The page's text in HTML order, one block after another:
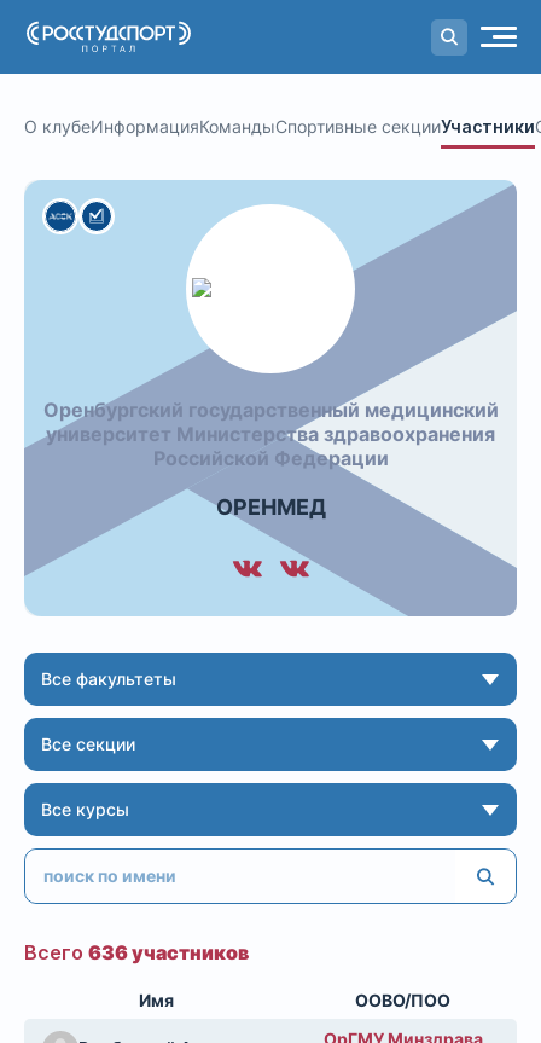
Порталстуденческого спорта
О клубеИнформацияКомандыСпортивные секцииУчастники
Оренбургский государственный медицинский
университет Министерства здравоохранения
Российской Федерации
ОРЕНМЕД
Все факультеты
Все секции
Все курсы
Всего 636 участников
Имя ООВО/ПОО